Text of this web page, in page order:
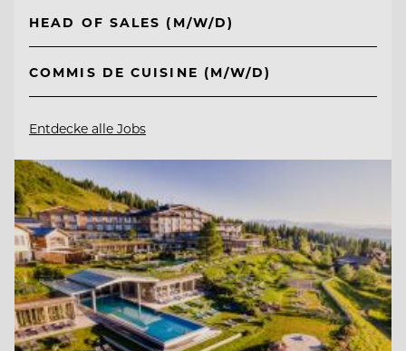
HEAD OF SALES (M/W/D)
COMMIS DE CUISINE (M/W/D)
Entdecke alle Jobs